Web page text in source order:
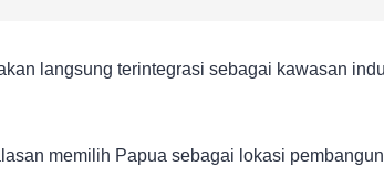
langsung terintegrasi sebagai kawasan
memilih Papua sebagai lokasi